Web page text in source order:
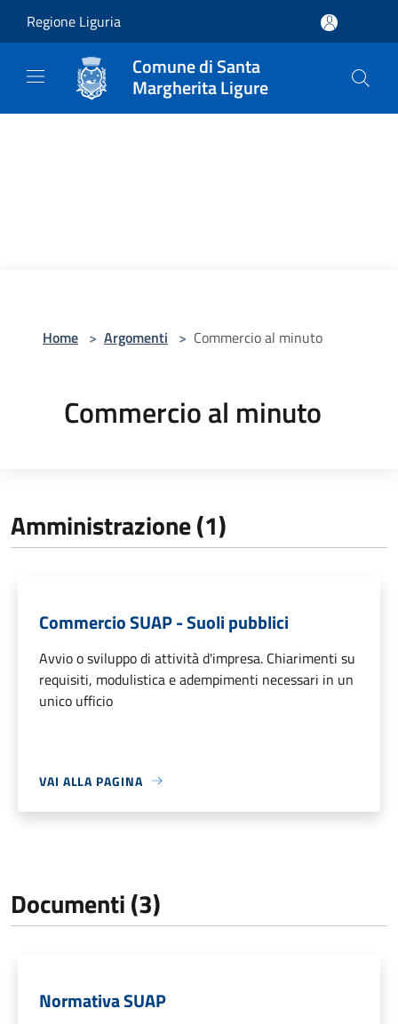
Regione Liguria
Comune di Santa
Margherita Ligure
Home > Argomenti > Commercio al minuto
Commercio al minuto
Amministrazione (1)
Commercio SUAP - Suoli pubblici
Avvio o sviluppo di attività d'impresa. Chiarimenti su
requisiti, modulistica e adempimenti necessari in un
unico ufficio
VAI ALLA PAGINA
Documenti (3)
Normativa SUAP